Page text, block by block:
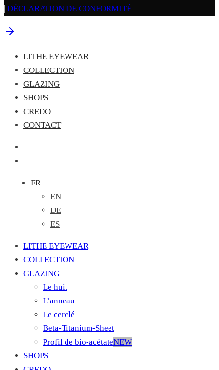
| DÉCLARATION DE CONFORMITÉ
LITHE EYEWEAR
COLLECTION
GLAZING
SHOPS
CREDO
CONTACT
FR
EN
DE
ES
LITHE EYEWEAR
COLLECTION
GLAZING
Le huit
L’anneau
Le cerclé
Beta-Titanium-Sheet
Profil de bio-acétateNEW
SHOPS